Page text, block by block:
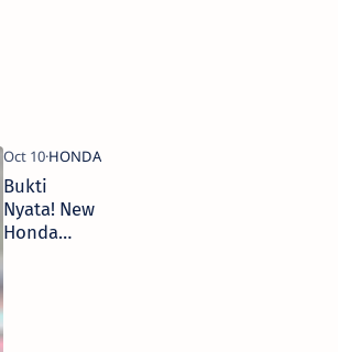
Bukti
Nyata! New
Honda
BeAT Series
Jadi Skutik
Paling Irit
dan Lincah
untuk